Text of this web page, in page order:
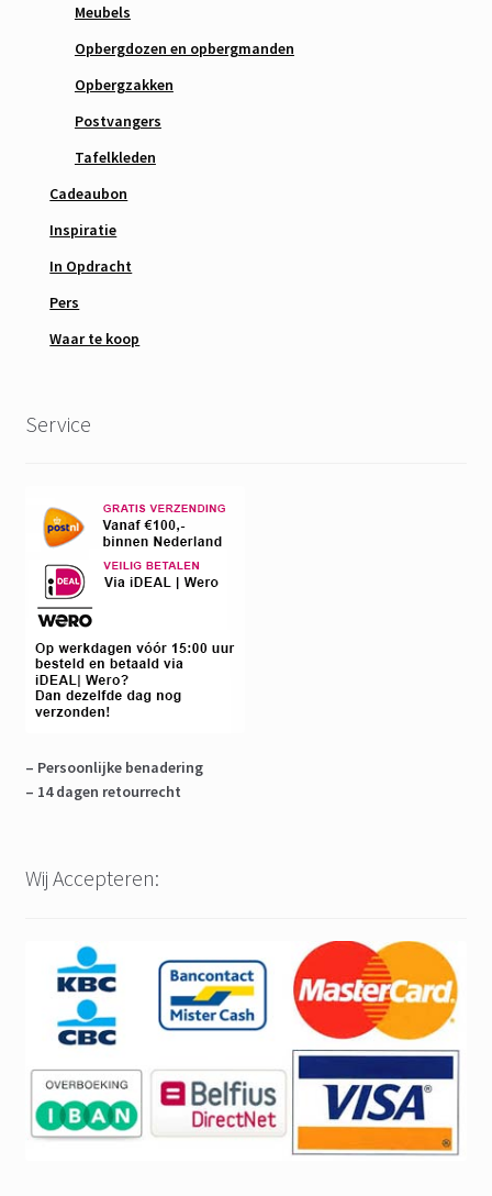
Meubels
Opbergdozen en opbergmanden
Opbergzakken
Postvangers
Tafelkleden
Cadeaubon
Inspiratie
In Opdracht
Pers
Waar te koop
Service
– Persoonlijke benadering
– 14 dagen retourrecht
Wij Accepteren: